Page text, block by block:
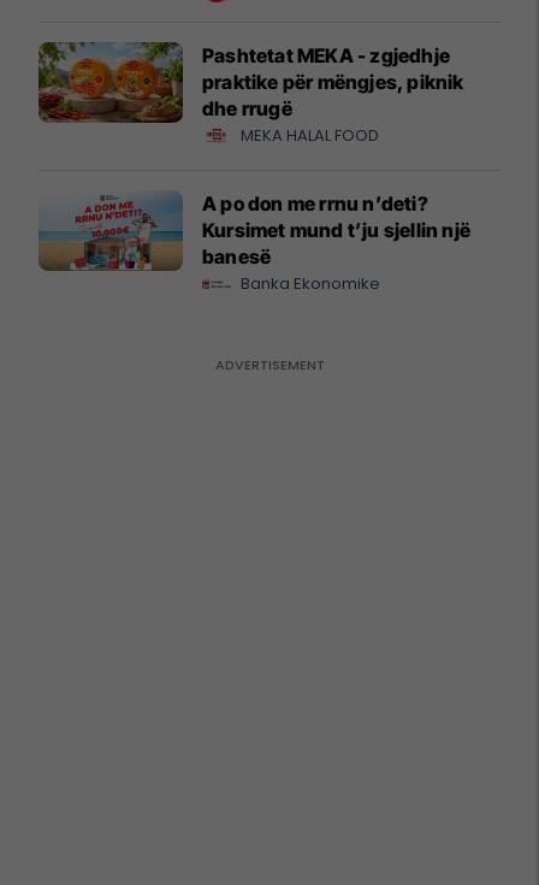
Pashtetat MEKA - zgjedhje
praktike për mëngjes, piknik
dhe rrugë
MEKA HALAL FOOD
A po don me rrnu n’deti?
Kursimet mund t’ju sjellin një
banesë
Banka Ekonomike